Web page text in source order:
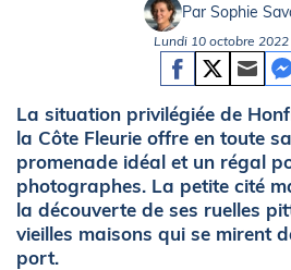
Par Sophie
Lundi 10 octobre
La situation privilégiée de
la Côte Fleurie offre en toute
promenade idéal et un régal
photographes. La petite cité
la découverte de ses ruelles
vieilles maisons qui se mirent
port.